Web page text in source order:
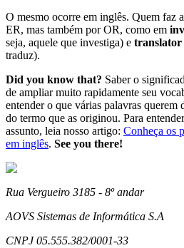
O mesmo ocorre em inglês. Quem faz
ER, mas também por OR, como em
seja, aquele que investiga) e translator
traduz).
Did you know that? Saber o
de ampliar muito rapidamente seu
entender o que várias palavras querem
do termo que as originou. Para
assunto, leia nosso artigo: Conheça os
em inglês. See you there!
Rua Vergueiro 3185 - 8º andar
AOVS Sistemas de Informática S.A
CNPJ 05.555.382/0001-33